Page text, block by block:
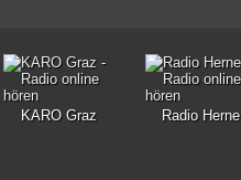
KARO Graz Radio Herne